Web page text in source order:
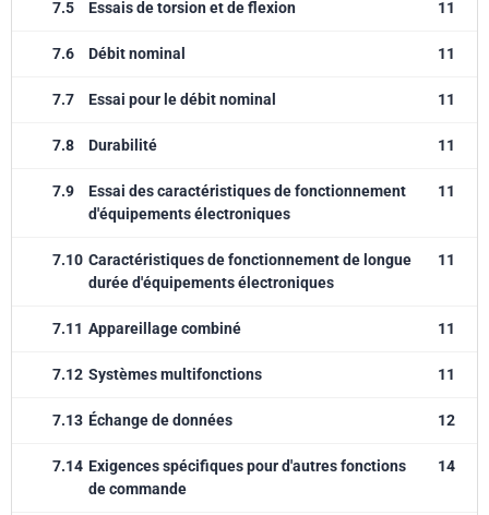
7.5 Essais de torsion et de flexion 11
7.6 Débit nominal 11
7.7 Essai pour le débit nominal 11
7.8 Durabilité 11
7.9
Essai des caractéristiques de fonctionnement
d'équipements électroniques
11
7.10 Caractéristiques de fonctionnement de longue
durée d'équipements électroniques
11
7.11 Appareillage combiné 11
7.12 Systèmes multifonctions 11
7.13 Échange de données 12
7.14 Exigences spécifiques pour d'autres fonctions
de commande
14